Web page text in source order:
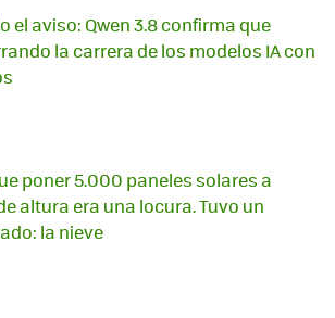
el aviso: Qwen 3.8 confirma que
la carrera de los modelos IA con
poner 5.000 paneles solares a
altura era una locura. Tuvo un
la nieve